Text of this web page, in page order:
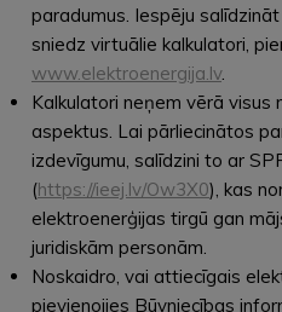
paradumus. Iespēju
sniedz virtuālie kalkulatori,
www.elektroenergija.lv.
Kalkulatori neņem vērā visus
aspektus. Lai pārliecinātos
izdevīgumu, salīdzini to ar
(https://ieej.lv/Ow3X0), kas
elektroenerģijas tirgū gan
juridiskām personām.
Noskaidro, vai attiecīgais
pievienojies Būvniecības